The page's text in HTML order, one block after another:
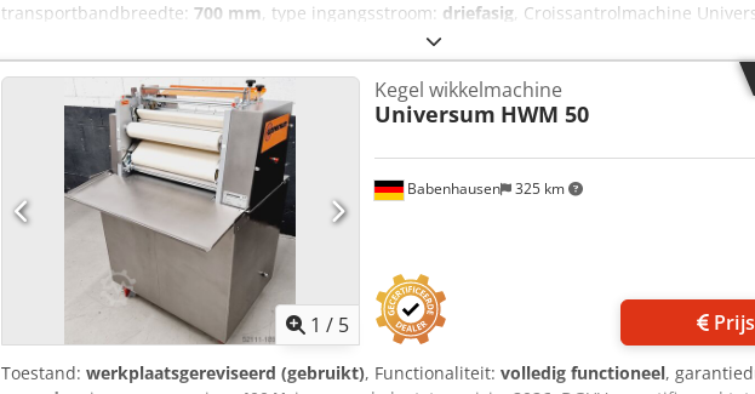
transportbandbreedte: 700 mm, type ingangsstroom: driefasig, Croissantrolmachine
50/70 EZ Chsdpfjzfym Ejx Af Dea Voor alle staafbroden zoals Kornspitz, pretzels en
Universele combi-rolmachine Voor alle degen om te rollen en lang te vormen
lange rol onderaan Alleen bij ons DGUV V3 gekeurd Aansluiting 400V, 16A-CEE stekker
gereviseerd & SAB gekeurd Met garantie Bezoek onze grote showroom!
1 / 5
Babenhausen 325 km
Kegel wikkelmachine
Universum HWM 50
Toestand: werkplaatsgereviseerd (gebruikt), Functionaliteit: volledig functioneel,